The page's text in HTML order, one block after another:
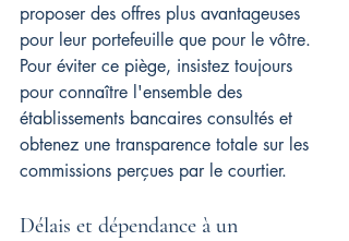
proposer des offres plus avantageuses
pour leur portefeuille que pour le vôtre.
Pour éviter ce piège, insistez toujours
pour connaître l'ensemble des
établissements bancaires consultés et
obtenez une transparence totale sur les
commissions perçues par le courtier.
Délais et dépendance à un